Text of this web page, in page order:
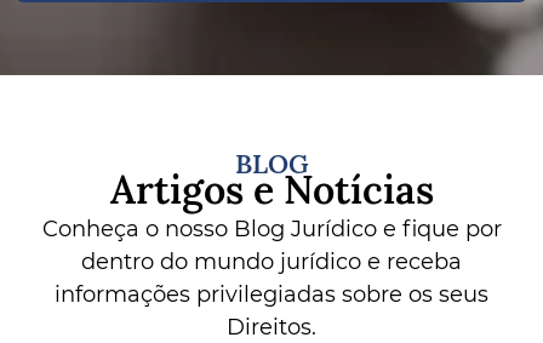
BLOG
Artigos e Notícias
Conheça o nosso Blog Jurídico e fique por
dentro do mundo jurídico e receba
informações privilegiadas sobre os seus
Direitos.